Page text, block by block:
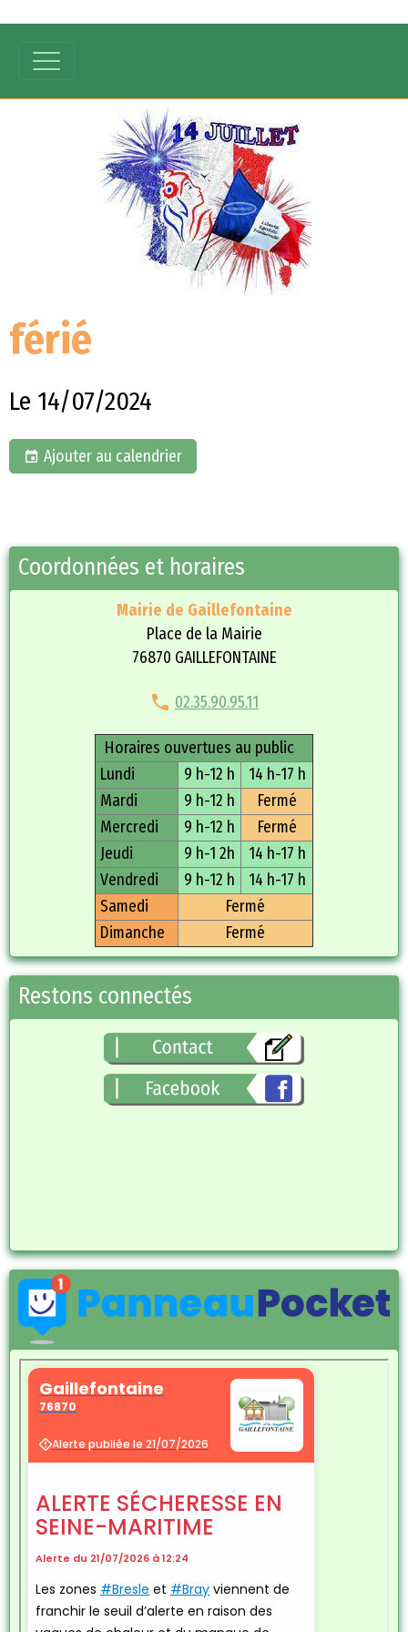
férié
Le 14/07/2024
Ajouter au calendrier
Coordonnées et horaires
Mairie de Gaillefontaine
Place de la Mairie
76870 GAILLEFONTAINE
02.35.90.95.11
Horaires ouvertues au public
Lundi 9 h-12 h
14 h-17 h
Mardi
9 h-12 h
Fermé
Mercredi
9 h-12 h
Fermé
Jeudi
9 h-1 2h
14 h-17 h
Vendredi
9 h-12 h
14 h-17 h
Samedi
Fermé
Dimanche
Fermé
Restons connectés